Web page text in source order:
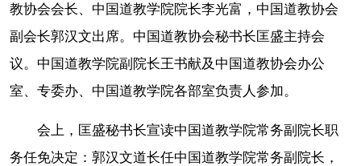
教协会会长、中国道教学院院长李光富，中国道教协会
副会长郭汉文出席。中国道教协会秘书长匡盛主持会
议。中国道教学院副院长王书献及中国道教协会办公
室、专委办、中国道教学院各部室负责人参加。
会上，匡盛秘书长宣读中国道教学院常务副院长职
务任免决定：郭汉文道长任中国道教学院常务副院长，